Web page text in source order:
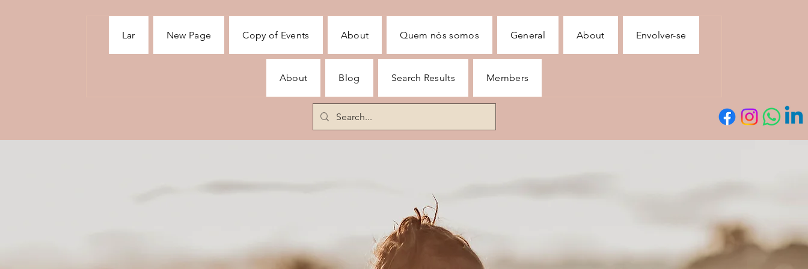
Lar New Page Copy of Events About Quem nós somos General About Envolver-se
About Blog Search Results Members